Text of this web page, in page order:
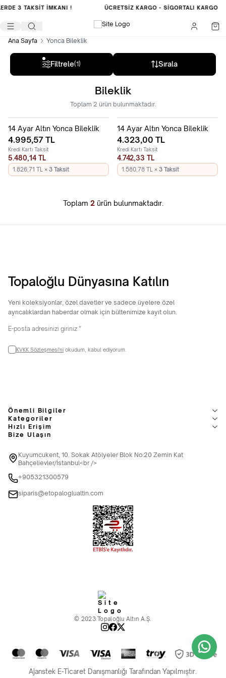
3 TAKSİT İMKANI ! ÜCRETSIZ KARGO - SIGORTALI KARGO
Ana Sayfa Yonca Bileklik
Filtrele(1) Sırala
Bileklik
Toplam 2 ürün bulunmaktadır.
14 Ayar Altın Yonca Bileklik
4.995,57 TL
Kredi Kartı Taksit
5.480,14 TL
1.826,71 TL × 3 Taksit
14 Ayar Altın Yonca Bileklik
4.323,00 TL
Kredi Kartı Taksit
4.742,33 TL
1.580,78 TL × 3 Taksit
Toplam 2ürün bulunmaktadır.
Topaloğlu Dünyasına Katılın
Yeni koleksiyonlar, özel davetler ve sadece üyelere özel
ayrıcalıklardan haberdar olmak için bültenimize kayıt olun.
KVKK Sözleşmesi'ni okudum, kabul ediyorum.
Önemli Bilgiler
Kategoriler
Hızlı Erişim
Bize Ulaşın
Kuyumcukent, 10. Sokak Atölyeler Blok No:20 Zemin Kat
Bahçelievler/İstanbul<br />
+905321300579
siparis@etopaloglualtin.com
© 2023 Topaloğlu Altın A.Ş.
Ajanstek E-Ticaret Danışmanlığı Tarafından Yapılmıştır.